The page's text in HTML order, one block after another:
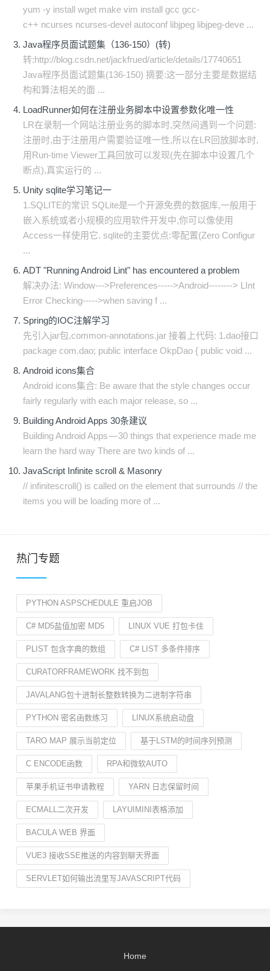
yum -y install wget make vim install gcc gcc-
c++ ncurses ncurses-devel autoconf libjpeg libjpeg-deve ...
Java程序员面试题集（136-150）(转)
转:http://blog.csdn.net/jackfrued/article/details/17740651
Java程序员面试题集(136-150) 摘要:这一部分主要是数据结
构和算法相关的面 ...
LoadRunner如何在注册业务脚本中设置参数化唯一性
LR在录制一个网站注册业务的脚本时,突然间遇到一个问题:
注册时,由于注册用户需要验证唯一性,所以在LR回放脚本时,
用Run-time Viewer工具回放可以发现(先在脚本中设置几个
断点),真实运行的 ...
Unity sqlite学习笔记一
1.SQLITE的常识 SQLite是一个开源免费的数据库,一般用于
嵌入系统或者小规模的应用软件开发中,你可以像使用
Access一样使用它. sqlite的主要优点:零配置(Zero Configur
...
ADT "Running Android Lint" has encountered a problem
解决办法: Window--->Preferences----->Android--------> LInt
Error Checking----->when saving f ...
Spring的IOC注解学习
先引入jar包,common-annotations.jar 接着上代码: 1.dao接口
package com.dao; public interface OkpDao { public void ...
Android icons集合
Android icons集合: Be aware that the style changes occur
fairly regularly with each major release, so ...
Building Android Apps 30条建议
Building Android Apps — 30 things that experience made me
learn the hard way There are two kinds of ...
JavaScript Infinite scroll & Masonry
// infinitescroll() is called on the element that surrounds // the
items you will be loading more of ...
热门专题
PYTHON ASPSCHEDULE 重启JOB
C# MD5盐值加密 MD5 LINUX VUE 打包卡住
PLIST 包含字典的数组 C# LIST 多条件排序
CURATORFRAMEWORK 找不到包
JAVALANG包十进制长整数转换为二进制字符串
PYTHON 密名函数练习 LINUX系统启动盘
TARO MAP 展示当前定位 基于LSTM的时间序列预测
C ENCODE函数 RPA和微软AUTO
苹果手机证书申请教程 YARN 日志保留时间
ECMALL二次开发 LAYUIMINI表格添加
BACULA WEB 界面
VUE3 接收SSE推送的内容到聊天界面
SERVLET如何输出流里写JAVASCRIPT代码
Home